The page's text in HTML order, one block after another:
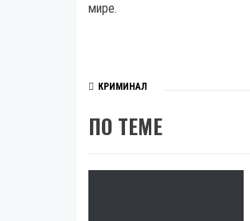
мире.
КРИМИНАЛ
ПО ТЕМЕ